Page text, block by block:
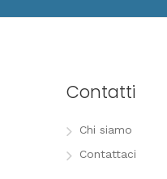
Contatti
Chi siamo
Contattaci